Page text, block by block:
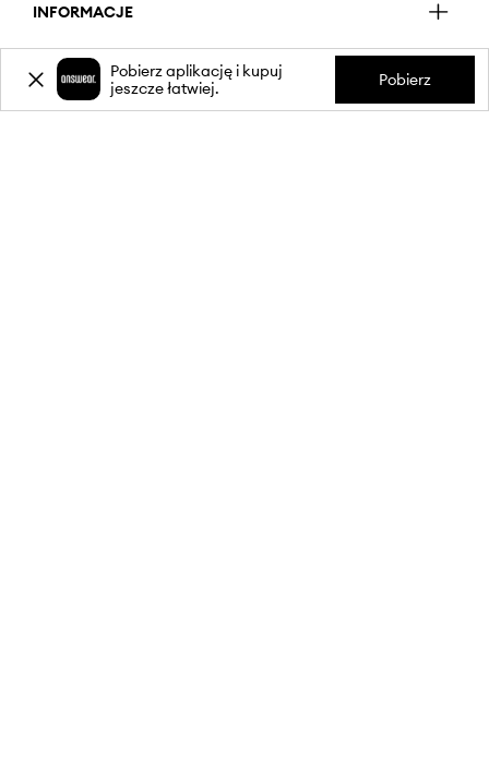
INFORMACJE
OBSŁUGA KLIENTA
Pobierz aplikację i kupuj
jeszcze łatwiej.
Pobierz